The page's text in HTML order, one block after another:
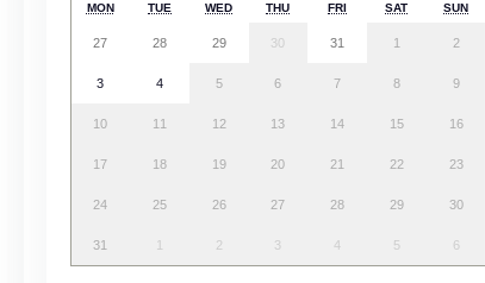
MON TUE WED THU FRI SAT SUN
27 28 29 30 31 1 2
3 4 5 6 7 8 9
10 11 12 13 14 15 16
17 18 19 20 21 22 23
24 25 26 27 28 29 30
31 2 3 4 5 6